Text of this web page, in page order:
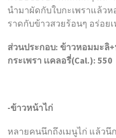
นำมาผัดกับใบกะเพราแล้ว
ราดกับข้าวสวยร้อนๆ อร่อยเ
ส่วนประกอบ: ข้าวหอมมะลิ
กระเพรา เเคลอรี่(Cal.): 550
-ข้าวหน้าไก่
หลายคนนึกถึงเมนูไก่ แล้วนึ